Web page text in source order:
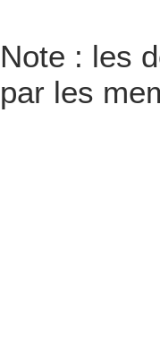
Note : les
par les